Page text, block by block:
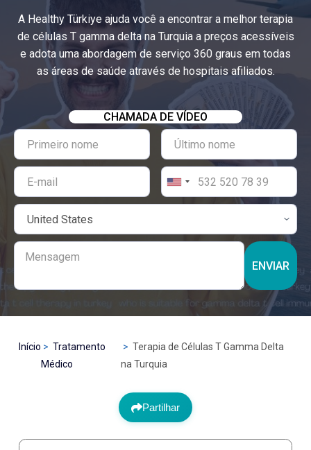
A Healthy Türkiye ajuda você a encontrar a melhor terapia
de células T gamma delta na Turquia a preços acessíveis
e adota uma abordagem de serviço 360 graus em todas
as áreas de saúde através de hospitais afiliados.
CHAMADA DE VÍDEO
ENVIAR
Início
Tratamento
Médico
Terapia de Células T Gamma Delta
na Turquia
Partilhar